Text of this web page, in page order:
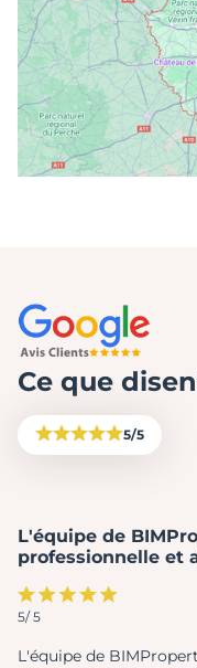
Ce que
5/5
L'équipe de
professionnelle et
5/ 5
L'équipe de